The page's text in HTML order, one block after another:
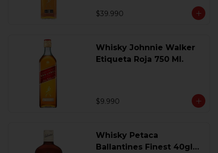
$39.990
Whisky Johnnie Walker
Etiqueta Roja 750 Ml.
$9.990
Whisky Petaca
Ballantines Finest 40gl